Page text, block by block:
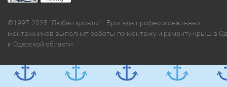
©1997-2025 "Любая кровля" - Бригада профессиональных
монтажников выполнит работы по монтажу и ремонту крыш в
и Одесской области